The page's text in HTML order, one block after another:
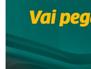
NOTÍCIAS